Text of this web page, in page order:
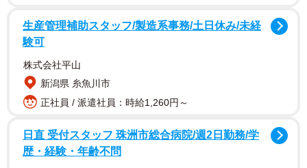
カーシェアとはどういうもの？
文字通り、一台のクルマを複数の人でシェアするという
ことです。従来のレンタカーと比べると「短い時間」、
「安い料金」で「手軽に」使える、というメリットがあり
では15分220円で利用できるようになっています。利用に
生産管理補助スタッフ/製造系事務/土日休み/未経
験可
株式会社平山
新潟県 糸魚川市
正社員 / 派遣社員：時給1,260円～
日直 受付スタッフ 珠洲市総合病院/週2日勤務/学
歴・経験・年齢不問